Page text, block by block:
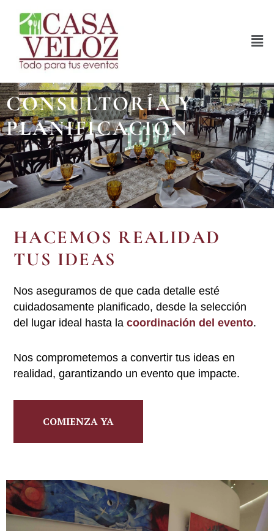
CONSULTORÍA Y
PLANIFICACIÓN
HACEMOS REALIDAD
TUS IDEAS
Nos aseguramos de que cada detalle esté
cuidadosamente planificado, desde la selección
del lugar ideal hasta la coordinación del evento.
Nos comprometemos a convertir tus ideas en
realidad, garantizando un evento que impacte.
COMIENZA YA